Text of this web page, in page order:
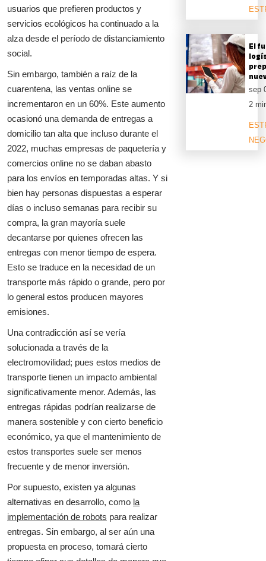
usuarios que prefieren productos y
servicios ecológicos ha continuado a la
alza desde el período de distanciamiento
social.
Sin embargo, también a raíz de la
cuarentena, las ventas online se
incrementaron en un 60%. Este aumento
ocasionó una demanda de entregas a
domicilio tan alta que incluso durante el
2022, muchas empresas de paquetería y
comercios online no se daban abasto
para los envíos en temporadas altas. Y si
bien hay personas dispuestas a esperar
días o incluso semanas para recibir su
compra, la gran mayoría suele
decantarse por quienes ofrecen las
entregas con menor tiempo de espera.
Esto se traduce en la necesidad de un
transporte más rápido o grande, pero por
lo general estos producen mayores
emisiones.
Una contradicción así se vería
solucionada a través de la
electromovilidad; pues estos medios de
transporte tienen un impacto ambiental
significativamente menor. Además, las
entregas rápidas podrían realizarse de
manera sostenible y con cierto beneficio
económico, ya que el mantenimiento de
estos transportes suele ser menos
frecuente y de menor inversión.
Por supuesto, existen ya algunas
alternativas en desarrollo, como la
implementación de robots para realizar
entregas. Sin embargo, al ser aún una
propuesta en proceso, tomará cierto
El
sep
2